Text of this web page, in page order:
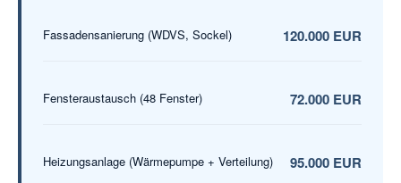
Fassadensanierung (WDVS, Sockel) 120.000 EUR
Fensteraustausch (48 Fenster) 72.000 EUR
Heizungsanlage (Wärmepumpe + Verteilung) 95.000 EUR